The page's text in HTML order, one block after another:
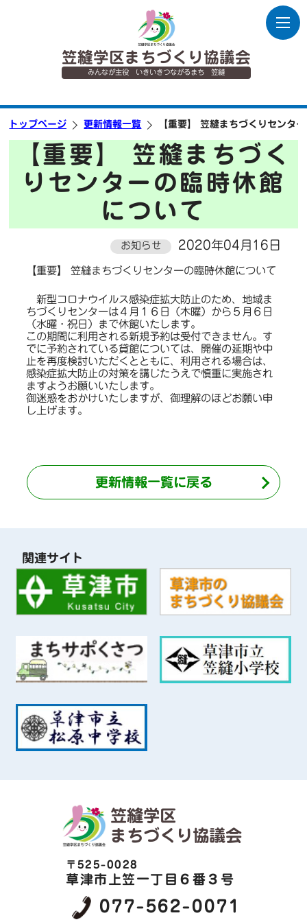
笠縫学区まちづくり協議会
みんなが主役 いきいきつながるまち 笠縫
トップページ 更新情報一覧 【重要】 笠縫まちづくりセンタ
【重要】 笠縫まちづく
りセンターの臨時休館
について
お知らせ 2020年04月16日
【重要】 笠縫まちづくりセンターの臨時休館について
新型コロナウイルス感染症拡大防止のため、地域ま
ちづくりセンターは４月１６日（木曜）から５月６日
（水曜・祝日）まで休館いたします。
この期間に利用される新規予約は受付できません。す
でに予約されている貸館については、開催の延期や中
止を再度検討いただくとともに、利用される場合は、
感染症拡大防止の対策を講じたうえで慎重に実施され
ますようお願いいたします。
御迷惑をおかけいたしますが、御理解のほどお願い申
し上げます。
更新情報一覧に戻る
関連サイト
笠縫学区
まちづくり協議会
〒525-0028
草津市上笠一丁目６番３号
077-562-0071